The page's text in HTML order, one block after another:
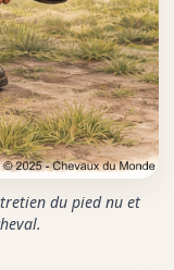
du pied nu et